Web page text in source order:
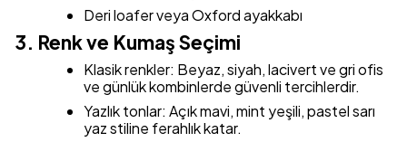
Deri loafer veya Oxford ayakkabı
3. Renk ve Kumaş Seçimi
Klasik renkler: Beyaz, siyah, lacivert ve gri ofis
ve günlük kombinlerde güvenli tercihlerdir.
Yazlık tonlar: Açık mavi, mint yeşili, pastel sarı
yaz stiline ferahlık katar.